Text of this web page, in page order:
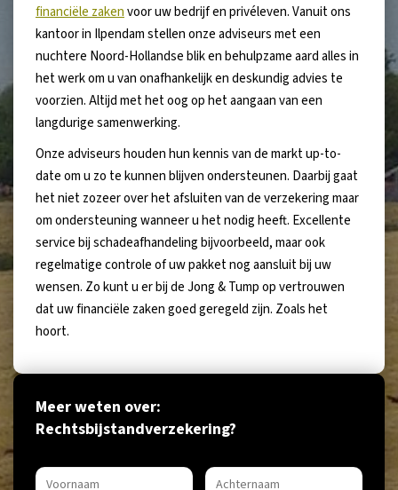
financiële zakenvoor uw bedrijf en privéleven. Vanuit ons
kantoor in Ilpendam stellen onze adviseurs met een
nuchtere Noord-Hollandse blik en behulpzame aard alles in
het werk om u van onafhankelijk en deskundig advies te
voorzien. Altijd met het oog op het aangaan van een
langdurige samenwerking.
Onze adviseurs houden hun kennis van de markt up-to-
date om u zo te kunnen blijven ondersteunen. Daarbij gaat
het niet zozeer over het afsluiten van de verzekering maar
om ondersteuning wanneer u het nodig heeft. Excellente
service bij schadeafhandeling bijvoorbeeld, maar ook
regelmatige controle of uw pakket nog aansluit bij uw
wensen. Zo kunt u er bij de Jong & Tump op vertrouwen
dat uw financiële zaken goed geregeld zijn. Zoals het
hoort.
Meer weten over:
Rechtsbijstandverzekering?